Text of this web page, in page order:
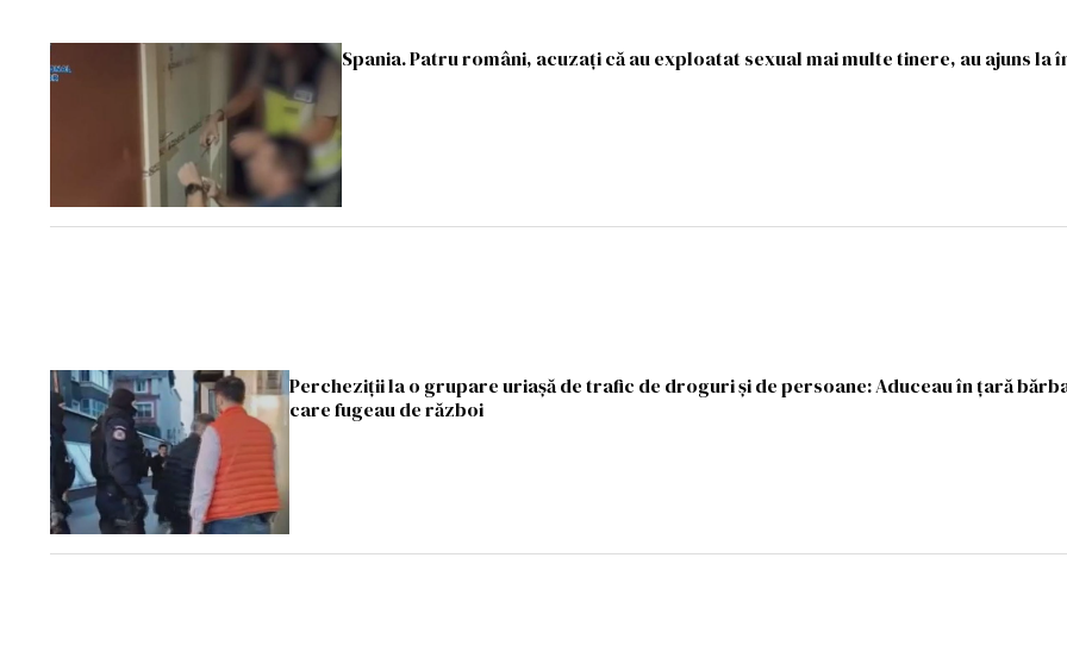
Spania. Patru români, acuzați că au exploatat sexual mai multe tinere, au ajuns la
Percheziții la o grupare uriașă de trafic de droguri și de persoane: Aduceau în țară
care fugeau de război